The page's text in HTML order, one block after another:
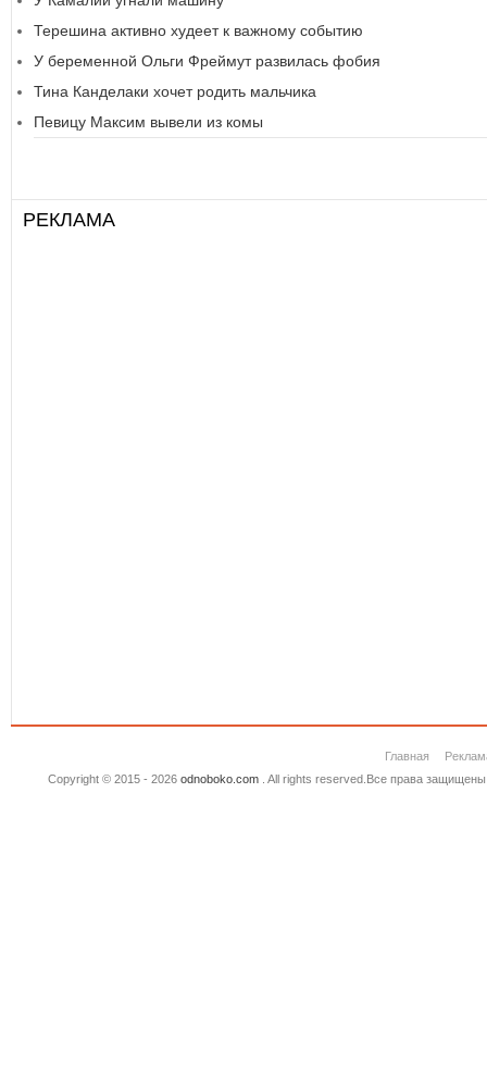
Терешина активно худеет к важному событию
У беременной Ольги Фреймут развилась фобия
Тина Канделаки хочет родить мальчика
Певицу Максим вывели из комы
РЕКЛАМА
Главная
Copyright © 2015 - 2026 odnoboko.com. All rights reserved.Все права защищены.